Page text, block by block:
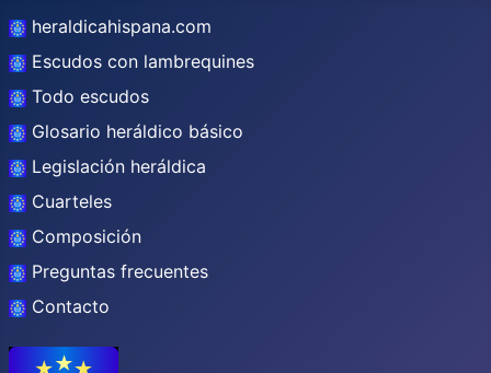
heraldicahispana.com
Escudos con lambrequines
Todo escudos
Glosario heráldico básico
Legislación heráldica
Cuarteles
Composición
Preguntas frecuentes
Contacto